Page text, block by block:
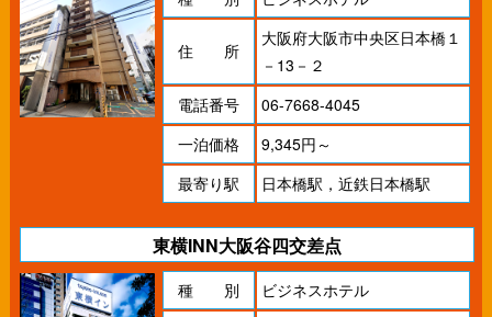
住 所
大阪府大阪市中央区日本橋１
－13－２
電話番号
06-7668-4045
一泊価格
9,345円～
最寄り駅
日本橋駅，近鉄日本橋駅
東横INN大阪谷四交差点
種 別 ビジネスホテル